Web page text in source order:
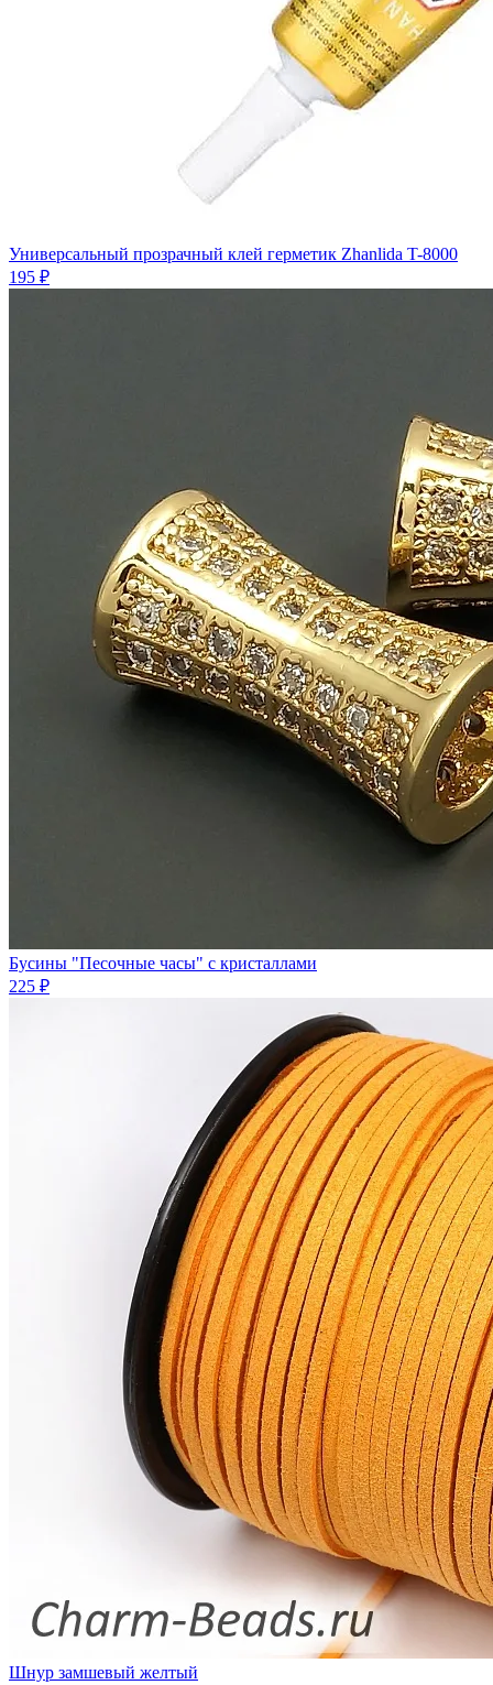
Универсальный прозрачный клей герметик Zhanlida T-8000
195 ₽
Бусины "Песочные часы" с кристаллами
225 ₽
Шнур замшевый желтый